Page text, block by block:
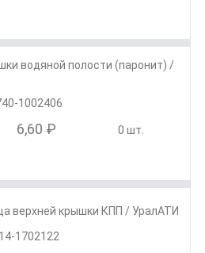
водяной полости (паронит) /
1002406
6,60 ₽ 0 шт.
верхней крышки КПП / УралАТИ
14-1702122